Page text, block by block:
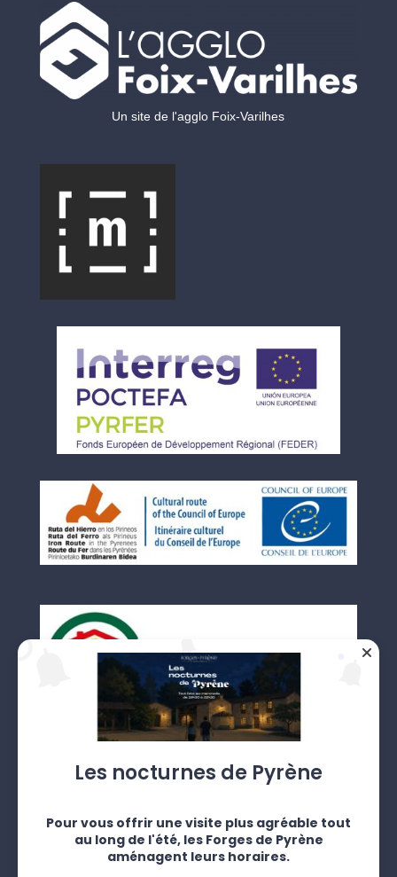
Un site de l'agglo Foix-Varilhes
Les nocturnes de Pyrène
Pour vous offrir une visite plus agréable tout
au long de l'été, les Forges de Pyrène
aménagent leurs horaires.